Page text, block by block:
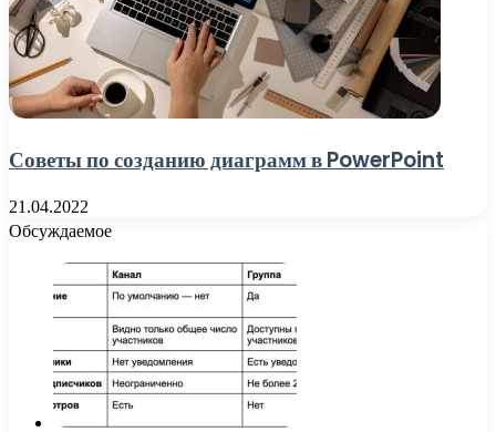
Советы по созданию диаграмм в PowerPoint
21.04.2022
Обсуждаемое